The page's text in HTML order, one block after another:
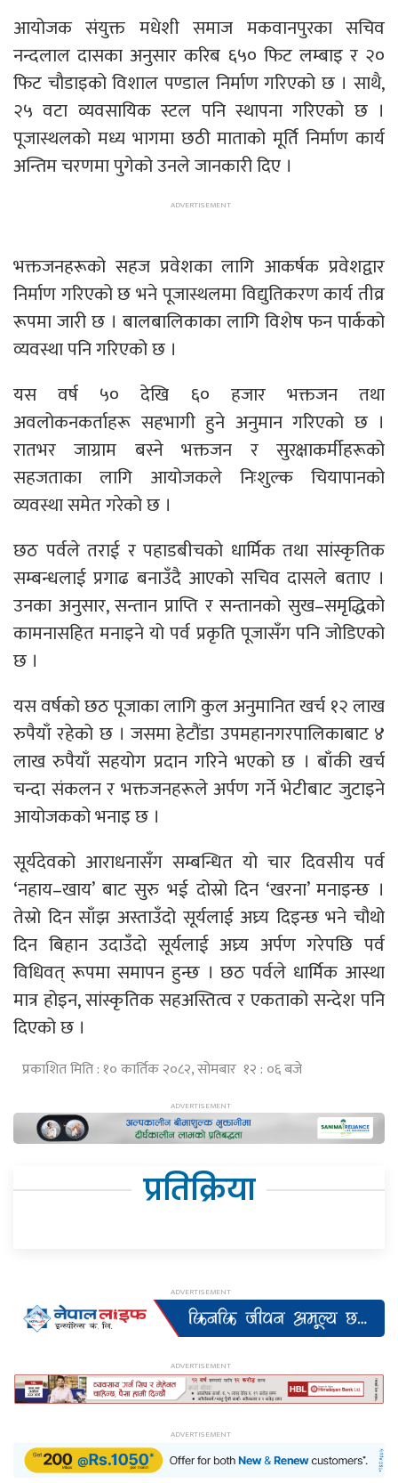
आयोजक संयुक्त मधेशी समाज मकवानपुरका सचिव
नन्दलाल दासका अनुसार करिब ६५० फिट लम्बाइ र २०
फिट चौडाइको विशाल पण्डाल निर्माण गरिएको छ । साथै,
२५ वटा व्यवसायिक स्टल पनि स्थापना गरिएको छ ।
पूजास्थलको मध्य भागमा छठी माताको मूर्ति निर्माण कार्य
अन्तिम चरणमा पुगेको उनले जानकारी दिए ।
भक्तजनहरूको सहज प्रवेशका लागि आकर्षक प्रवेशद्वार
निर्माण गरिएको छ भने पूजास्थलमा विद्युतिकरण कार्य तीव्र
रूपमा जारी छ । बालबालिकाका लागि विशेष फन पार्कको
व्यवस्था पनि गरिएको छ ।
यस वर्ष ५० देखि ६० हजार भक्तजन तथा
अवलोकनकर्ताहरू सहभागी हुने अनुमान गरिएको छ ।
रातभर जाग्राम बस्ने भक्तजन र सुरक्षाकर्मीहरूको
सहजताका लागि आयोजकले निःशुल्क चियापानको
व्यवस्था समेत गरेको छ ।
छठ पर्वले तराई र पहाडबीचको धार्मिक तथा सांस्कृतिक
सम्बन्धलाई प्रगाढ बनाउँदै आएको सचिव दासले बताए ।
उनका अनुसार, सन्तान प्राप्ति र सन्तानको सुख–समृद्धिको
कामनासहित मनाइने यो पर्व प्रकृति पूजासँग पनि जोडिएको
छ ।
यस वर्षको छठ पूजाका लागि कुल अनुमानित खर्च १२ लाख
रुपैयाँ रहेको छ । जसमा हेटौंडा उपमहानगरपालिकाबाट ४
लाख रुपैयाँ सहयोग प्रदान गरिने भएको छ । बाँकी खर्च
चन्दा संकलन र भक्तजनहरूले अर्पण गर्ने भेटीबाट जुटाइने
आयोजकको भनाइ छ ।
सूर्यदेवको आराधनासँग सम्बन्धित यो चार दिवसीय पर्व
‘नहाय–खाय’ बाट सुरु भई दोस्रो दिन ‘खरना’ मनाइन्छ ।
तेस्रो दिन साँझ अस्ताउँदो सूर्यलाई अघ्र्य दिइन्छ भने चौथो
दिन बिहान उदाउँदो सूर्यलाई अघ्र्य अर्पण गरेपछि पर्व
विधिवत् रूपमा समापन हुन्छ । छठ पर्वले धार्मिक आस्था
मात्र होइन, सांस्कृतिक सहअस्तित्व र एकताको सन्देश पनि
दिएको छ ।
प्रकाशित मिति : १० कार्तिक २०८२, सोमबार १२ : ०६ बजे
प्रतिक्रिया